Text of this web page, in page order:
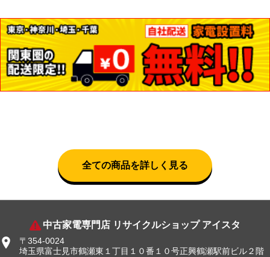
全ての商品を詳しく見る
中古家電専門店 リサイクルショップ アイスタ
〒354-0024
埼玉県富士見市鶴瀬東１丁目１０番１０号正興鶴瀬駅前ビル２階